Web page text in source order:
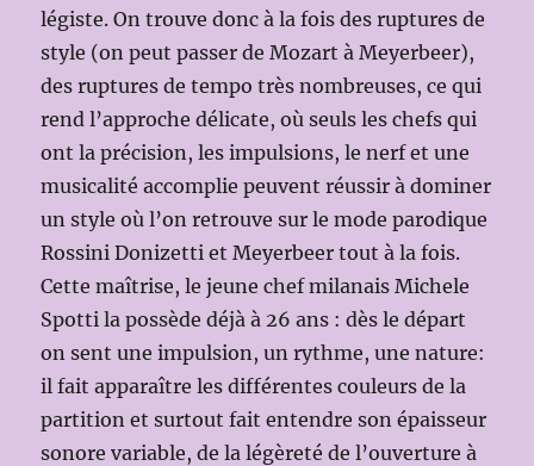
légiste. On trouve donc à la fois des ruptures de
style (on peut passer de Mozart à Meyerbeer),
des ruptures de tempo très nombreuses, ce qui
rend l’approche délicate, où seuls les chefs qui
ont la précision, les impulsions, le nerf et une
musicalité accomplie peuvent réussir à dominer
un style où l’on retrouve sur le mode parodique
Rossini Donizetti et Meyerbeer tout à la fois.
Cette maîtrise, le jeune chef milanais Michele
Spotti la possède déjà à 26 ans : dès le départ
on sent une impulsion, un rythme, une nature:
il fait apparaître les différentes couleurs de la
partition et surtout fait entendre son épaisseur
sonore variable, de la légèreté de l’ouverture à